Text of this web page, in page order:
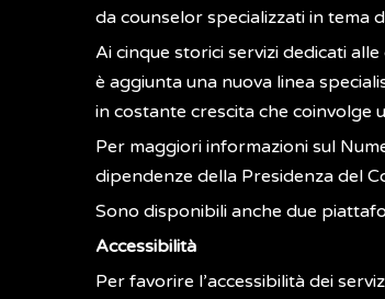
da counselor specializzati in tema
Ai cinque storici servizi dedicati
è aggiunta una nuova linea
in costante crescita che coinvolge
Per maggiori informazioni sul
dipendenze della Presidenza del
Sono disponibili anche due
Accessibilità
Per favorire l’accessibilità dei